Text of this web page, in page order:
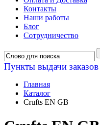
Контакты
Наши работы
Блог
Сотрудничество
Пункты выдачи заказов
Главная
Каталог
Crufts EN GB